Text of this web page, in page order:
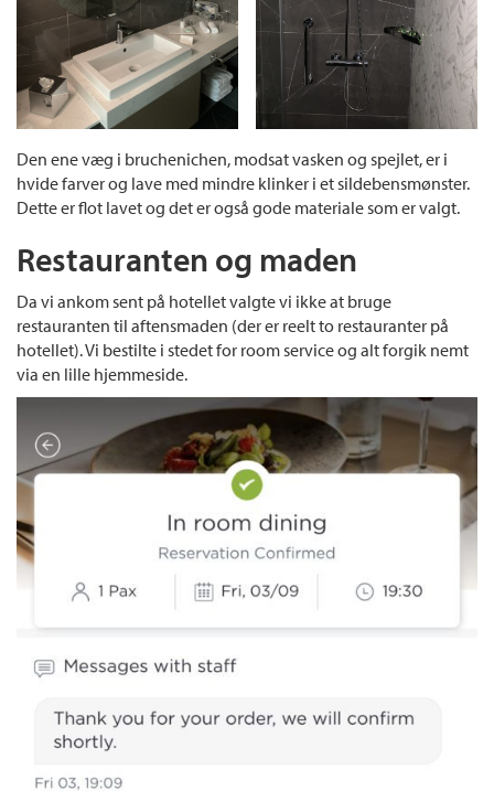
Den ene væg i bruchenichen, modsat vasken og spejlet, er i
hvide farver og lave med mindre klinker i et sildebensmønster.
Dette er flot lavet og det er også gode materiale som er valgt.
Restauranten og maden
Da vi ankom sent på hotellet valgte vi ikke at bruge
restauranten til aftensmaden (der er reelt to restauranter på
hotellet). Vi bestilte i stedet for room service og alt forgik nemt
via en lille hjemmeside.